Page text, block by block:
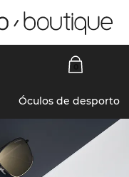
Óculos de desporto